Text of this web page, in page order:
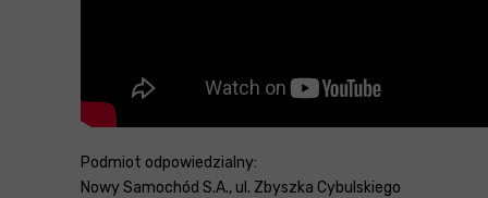
Podmiot odpowiedzialny:
Nowy Samochód S.A., ul. Zbyszka Cybulskiego